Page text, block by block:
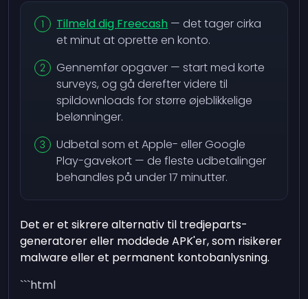
Tilmeld dig Freecash — det tager cirka
et minut at oprette en konto.
Gennemfør opgaver — start med korte
surveys, og gå derefter videre til
spildownloads for større øjeblikkelige
belønninger.
Udbetal som et Apple- eller Google
Play-gavekort — de fleste udbetalinger
behandles på under 17 minutter.
Det er et sikrere alternativ til tredjeparts-
generatorer eller moddede APK'er, som risikerer
malware eller et permanent kontobanlysning.
```html